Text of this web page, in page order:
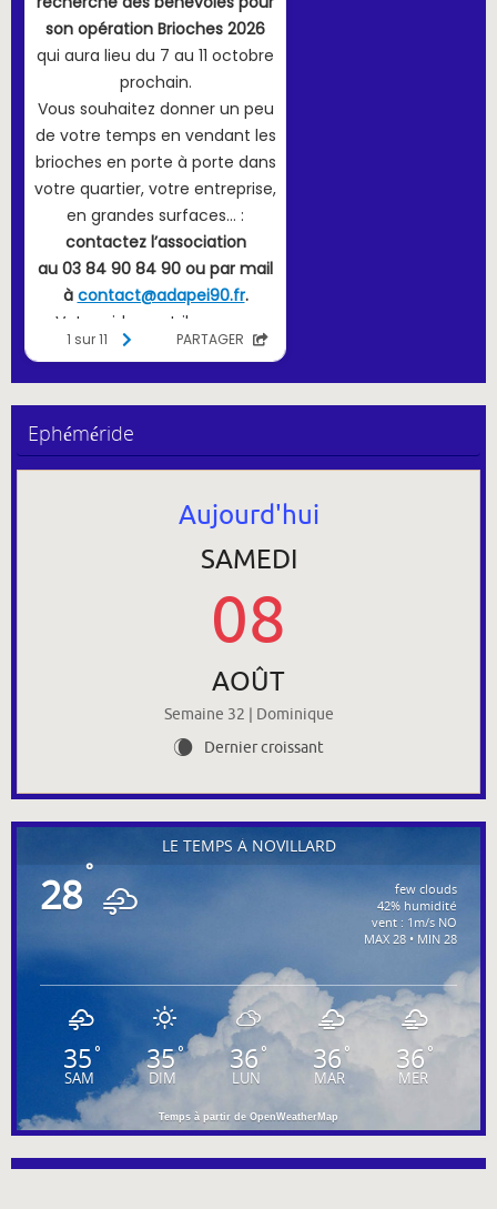
Ephéméride
Aujourd'hui
SAMEDI
08
AOÛT
Semaine 32 | Dominique
W Dernier croissant
LE TEMPS À NOVILLARD
28°
few clouds
42% humidité
vent : 1m/s NO
MAX 28 • MIN 28
35°
SAM
35°
DIM
36 °
LUN
36°
MAR
36°
MER
Temps à partir de OpenWeatherMap